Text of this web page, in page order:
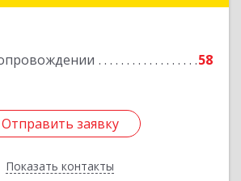
58
Отправить заявку
Показать контакты
Отправить заявку
Назад